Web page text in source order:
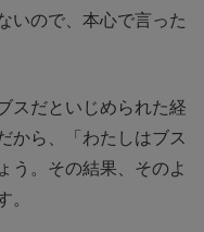
いので、本心で言った
スだといじめられた経
から、「わたしはブス
う。その結果、そのよ
。